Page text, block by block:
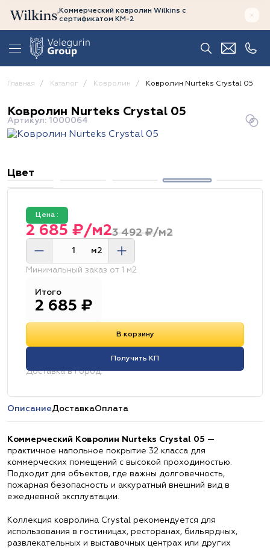
Коммерческий ковролин Wilkins с
сертификатом КМ-2
Главная Каталог Ковролин Ковролин Nurteks Crystal 05
Ковролин Nurteks Crystal 05
Артикул: 1000064
Цвет
Цена :
3 492 ₽/м2
2 685 ₽/м2
м2
Минимальный заказ от 1 м2
Итого
2 685 ₽
В корзину
Получить КП
Доставка в город:
ОписаниеДоставкаОплата
Коммерческий Ковролин Nurteks Crystal 05 —
практичное напольное покрытие 32 класса для
коммерческих помещений с высокой проходимостью.
Подходит для объектов, где важны долговечность,
пожарная безопасность и аккуратный внешний вид в
ежедневной эксплуатации.
Коллекция ковролина Crystal рекомендуется для
использования в гостиницах, ресторанах, бильярдных,
развлекательных и выставочных центрах или других